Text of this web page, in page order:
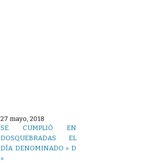
27 mayo, 2018
SE CUMPLIÒ EN
DOSQUEBRADAS EL
DÌA DENOMINADO » D
«